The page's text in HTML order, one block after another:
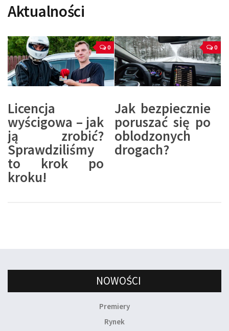
Aktualności
0
Licencja
wyścigowa – jak
ją zrobić?
Sprawdziliśmy
to krok po
kroku!
0
Jak bezpiecznie
poruszać się po
oblodzonych
drogach?
NOWOŚCI
Premiery
Rynek